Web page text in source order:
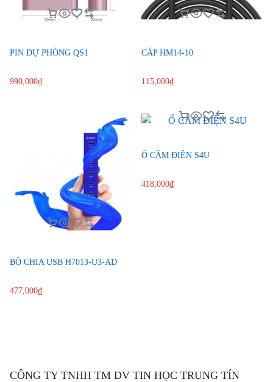
PIN DỰ PHÒNG QS1
990,000₫
CÁP HM14-10
115,000₫
BỘ CHIA USB H7013-U3-AD
477,000₫
Ổ CẮM ĐIỆN S4U
418,000₫
CÔNG TY TNHH TM DV TIN HỌC TRUNG TÍN